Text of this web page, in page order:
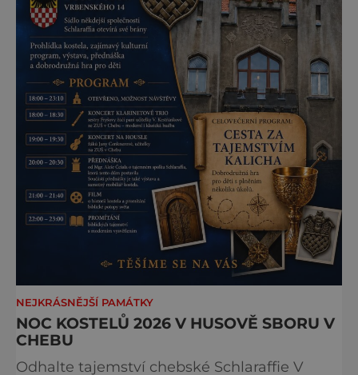
NEJKRÁSNĚJŠÍ PAMÁTKY
NOC KOSTELŮ 2026 V HUSOVĚ SBORU V
CHEBU
Odhalte tajemství chebské Schlaraffie V